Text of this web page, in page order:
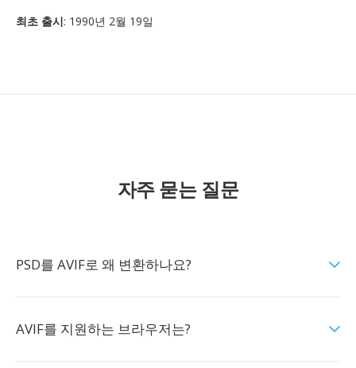
최초 출시: 1990년 2월 19일
자주 묻는 질문
PSD를 AVIF로 왜 변환하나요?
AVIF를 지원하는 브라우저는?